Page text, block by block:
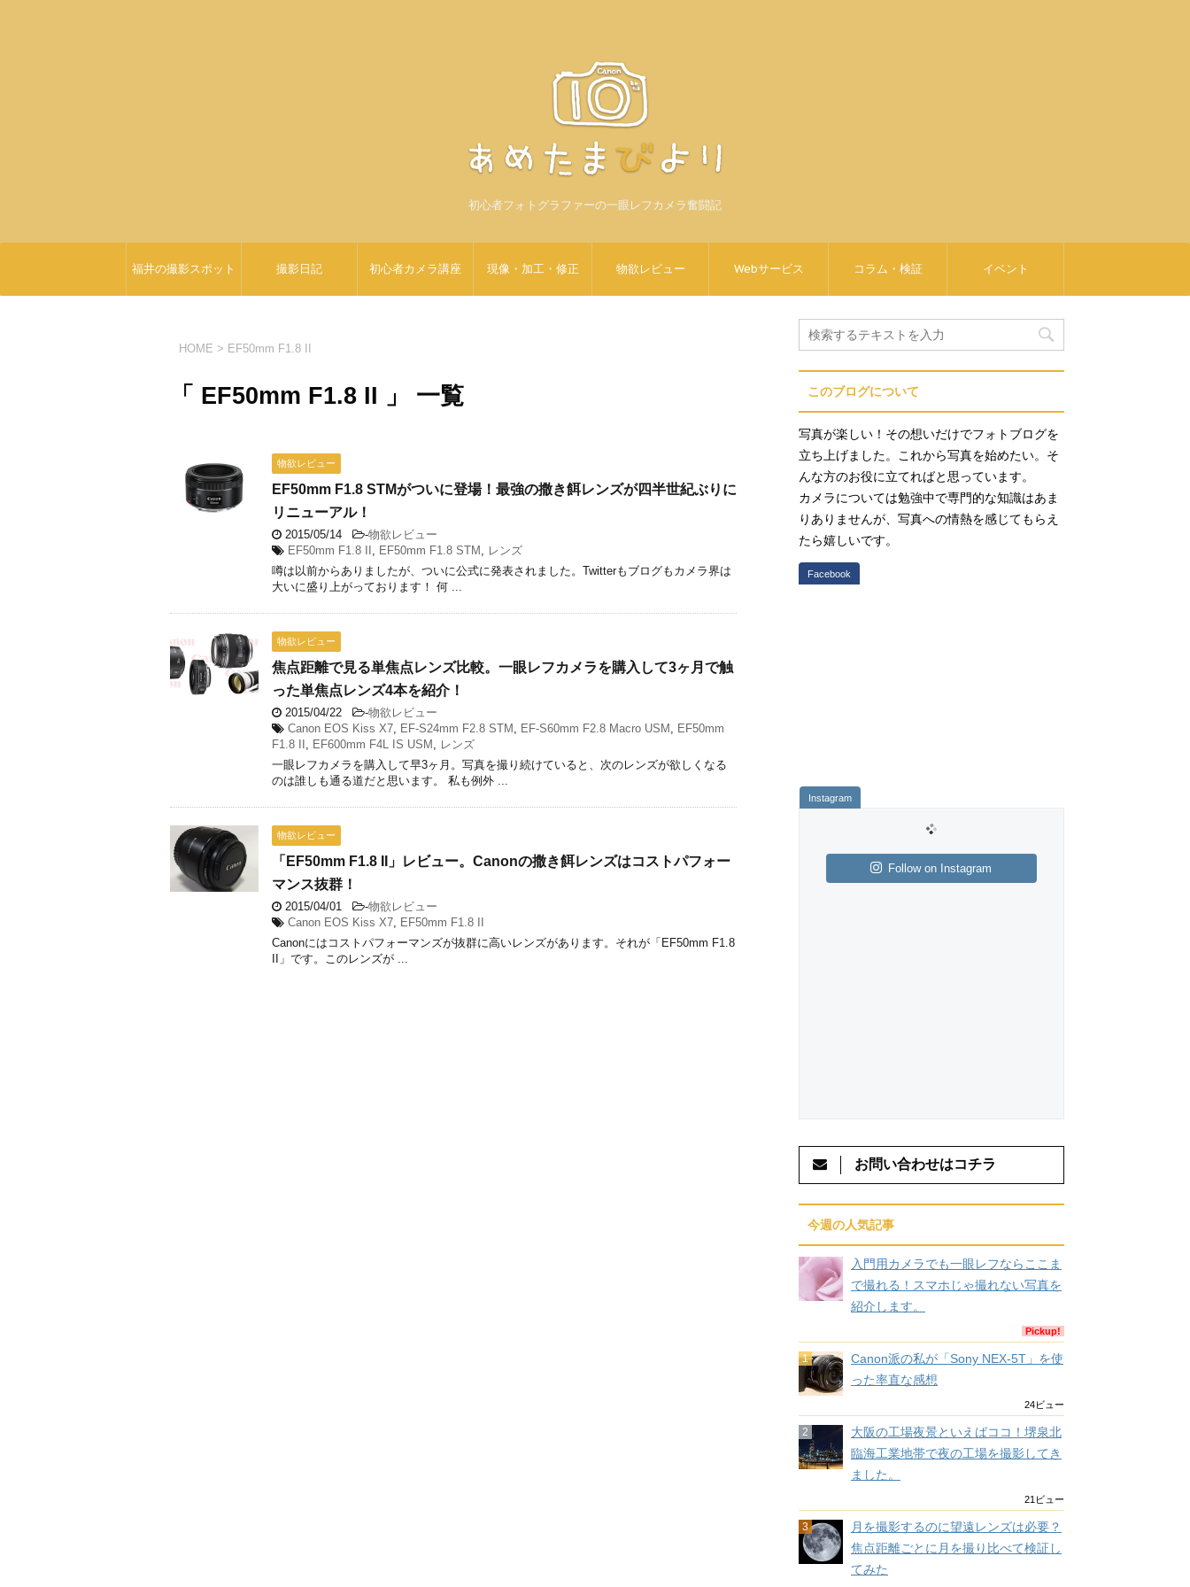
初心者フォトグラファーの一眼レフカメラ奮闘記
福井の撮影スポット 撮影日記 初心者カメラ講座 現像・加工・修正 物欲レビュー Webサービス コラム・検証 イベント
HOME > EF50mm F1.8 II
「 EF50mm F1.8 II 」 一覧
物欲レビュー
EF50mm F1.8 STMがついに登場！最強の撒き餌レンズが四半世紀ぶりに
リニューアル！
2015/05/14 -物欲レビュー
EF50mm F1.8 II , EF50mm F1.8 STM , レンズ
噂は以前からありましたが、ついに公式に発表されました。Twitterもブログもカメラ界は
大いに盛り上がっております！ 何 ...
物欲レビュー
焦点距離で見る単焦点レンズ比較。一眼レフカメラを購入して3ヶ月で触
った単焦点レンズ4本を紹介！
2015/04/22 -物欲レビュー
Canon EOS Kiss X7, EF-S24mm F2.8 STM , EF-S60mm F2.8 Macro USM , EF50mm
F1.8 II , EF600mm F4L IS USM , レンズ
一眼レフカメラを購入して早3ヶ月。写真を撮り続けていると、次のレンズが欲しくなる
のは誰しも通る道だと思います。 私も例外 ...
物欲レビュー
「EF50mm F1.8 II」レビュー。Canonの撒き餌レンズはコストパフォー
マンス抜群！
2015/04/01 -物欲レビュー
Canon EOS Kiss X7, EF50mm F1.8 II
Canonにはコストパフォーマンズが抜群に高いレンズがあります。それが「EF50mm F1.8
II」です。このレンズが ...
このブログについて
写真が楽しい！その想いだけでフォトブログを
立ち上げました。これから写真を始めたい。そ
んな方のお役に立てればと思っています。
カメラについては勉強中で専門的な知識はあま
りありませんが、写真への情熱を感じてもらえ
たら嬉しいです。
Follow on Instagram
お問い合わせはコチラ
今週の人気記事
入門用カメラでも一眼レフならここま
で撮れる！スマホじゃ撮れない写真を
紹介します。
Pickup!
Canon派の私が「Sony NEX-5T」を使
った率直な感想
24ビュー
大阪の工場夜景といえばココ！堺泉北
臨海工業地帯で夜の工場を撮影してき
ました。
21ビュー
月を撮影するのに望遠レンズは必要？
焦点距離ごとに月を撮り比べて検証し
てみた